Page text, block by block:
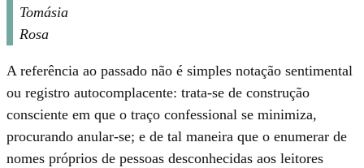
Tomásia
Rosa
A referência ao passado não é simples notação sentimental
ou registro autocomplacente: trata-se de construção
consciente em que o traço confessional se minimiza,
procurando anular-se; e de tal maneira que o enumerar de
nomes próprios de pessoas desconhecidas aos leitores